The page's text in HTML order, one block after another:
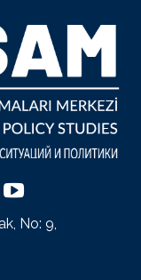
No: 9,